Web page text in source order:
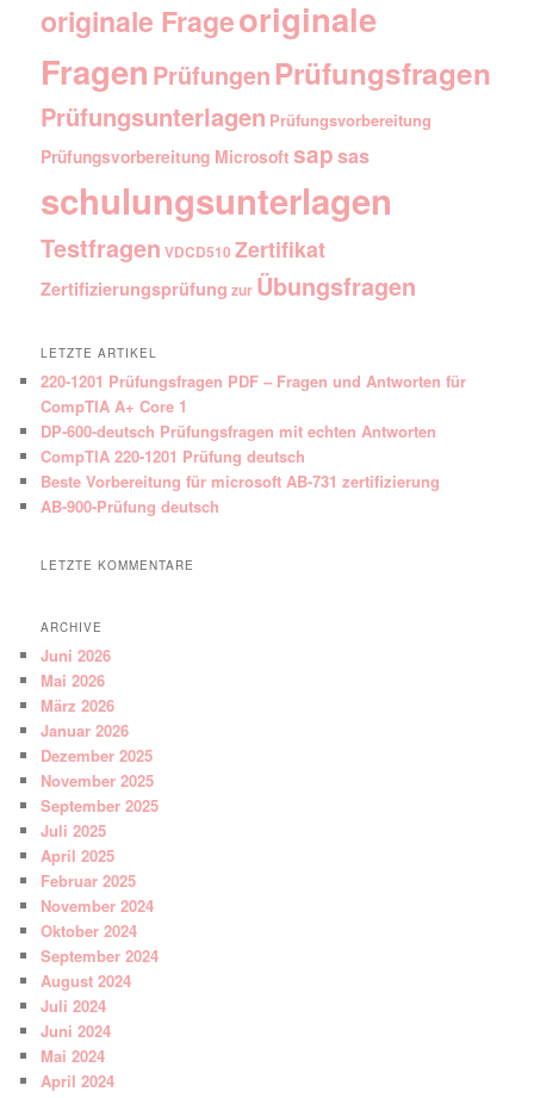
originale Frageoriginale
Fragen Prüfungen Prüfungsfragen
Prüfungsunterlagen Prüfungsvorbereitung
Prüfungsvorbereitung Microsoft sapsas
schulungsunterlagen
Testfragen VDCD510 Zertifikat
Zertifizierungsprüfung zur Übungsfragen
LETZTE ARTIKEL
220-1201 Prüfungsfragen PDF – Fragen und Antworten für
CompTIA A+ Core 1
DP-600-deutsch Prüfungsfragen mit echten Antworten
CompTIA 220-1201 Prüfung deutsch
Beste Vorbereitung für microsoft AB-731 zertifizierung
AB-900-Prüfung deutsch
LETZTE KOMMENTARE
ARCHIVE
Juni 2026
Mai 2026
März 2026
Januar 2026
Dezember 2025
November 2025
September 2025
Juli 2025
April 2025
Februar 2025
November 2024
Oktober 2024
September 2024
August 2024
Juli 2024
Juni 2024
Mai 2024
April 2024